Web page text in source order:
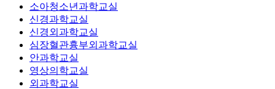
소아청소년과학교실
신경과학교실
신경외과학교실
심장혈관흉부외과학교실
안과학교실
영상의학교실
외과학교실